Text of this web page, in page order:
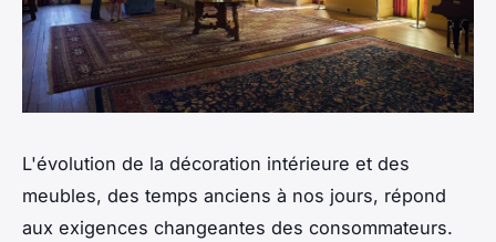
L'évolution de la décoration intérieure et des
meubles, des temps anciens à nos jours, répond
aux exigences changeantes des consommateurs.